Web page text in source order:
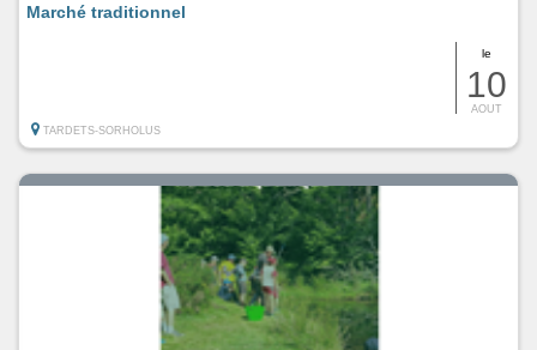
le
10
AOUT
Marché traditionnel
TARDETS-SORHOLUS